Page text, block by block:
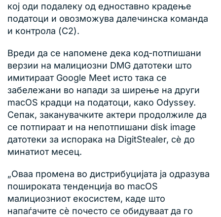
кој оди подалеку од едноставно крадење
податоци и овозможува далечинска команда
и контрола (C2).
Вреди да се напомене дека код-потпишани
верзии на малициозни DMG датотеки што
имитираат Google Meet исто така се
забележани во напади за ширење на други
macOS крадци на податоци, како Odyssey.
Сепак, заканувачките актери продолжиле да
се потпираат и на непотпишани disk image
датотеки за испорака на DigitStealer, сè до
минатиот месец.
„Оваа промена во дистрибуцијата ја одразува
пошироката тенденција во macOS
малициозниот екосистем, каде што
напаѓачите сè почесто се обидуваат да го